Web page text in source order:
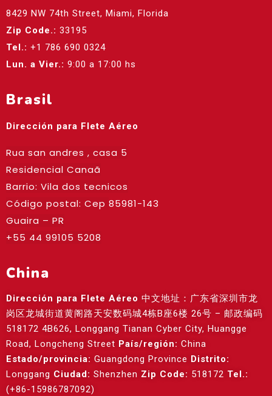
8429 NW 74th Street, Miami, Florida
Zip Code.: 33195
Tel.: +1 786 690 0324
Lun. a Vier.: 9:00 a 17:00 hs
Brasil
Dirección para Flete Aéreo
Rua san andres , casa 5
Residencial Canaã
Barrio: Vila dos tecnicos
Código postal: Cep 85981-143
Guaira – PR
+55 44 99105 5208
China
Dirección para Flete Aéreo 中文地址：广东省深圳市龙
岗区龙城街道黄阁路天安数码城4栋B座6楼 26号 – 邮政编码
518172 4B626, Longgang Tianan Cyber City, Huangge
Road, Longcheng Street País/región: China
Estado/provincia: Guangdong Province Distrito:
Longgang Ciudad: Shenzhen Zip Code: 518172 Tel.:
(+86-15986787092)